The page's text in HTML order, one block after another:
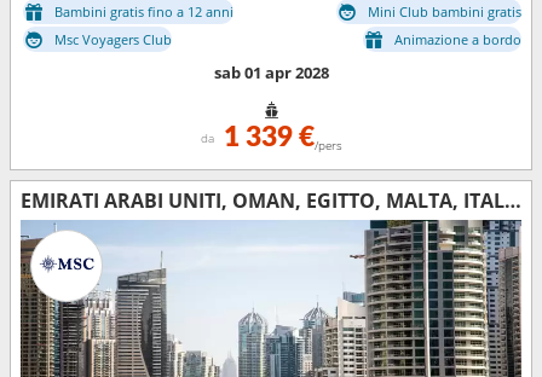
Bambini gratis fino a 12 anni
Mini Club bambini gratis
Msc Voyagers Club
Animazione a bordo
sab 01 apr 2028
da 1 339 €/pers
EMIRATI ARABI UNITI, OMAN, EGITTO, MALTA, ITALIA